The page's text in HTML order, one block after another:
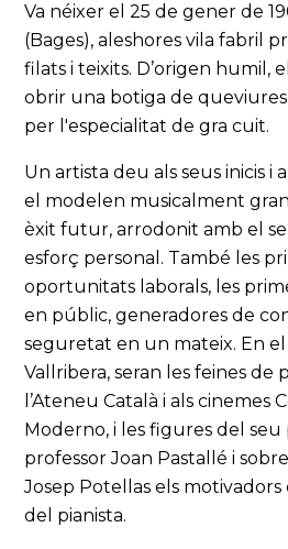
Va néixer el 25 de gener de
(Bages), aleshores vila fabril
filats i teixits. D’origen humil,
obrir una botiga de
per l'especialitat de gra cuit.
Un artista deu als seus inicis i
el modelen musicalment
èxit futur, arrodonit amb el
esforç personal. També les
oportunitats laborals, les
en públic, generadores de
seguretat en un mateix. En
Vallribera, seran les feines de
l’Ateneu Català i als cinemes
Moderno, i les figures del
professor Joan Pastallé i
Josep Potellas els
del pianista.